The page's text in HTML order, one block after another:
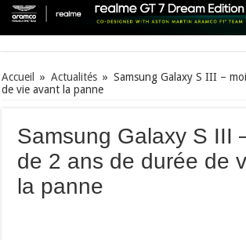
Accueil » Actualités » Samsung Galaxy S III –
de vie avant la panne
Samsung Galaxy S III
de 2 ans de durée de
la panne